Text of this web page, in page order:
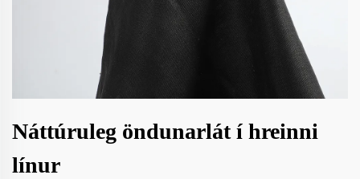
Náttúruleg öndunarlát í hreinni
línur